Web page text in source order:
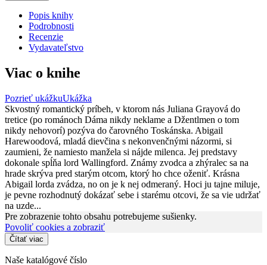
Popis knihy
Podrobnosti
Recenzie
Vydavateľstvo
Viac o knihe
Pozrieť ukážkuUkážka
Skvostný romantický príbeh, v ktorom nás Juliana Grayová do
tretice (po románoch Dáma nikdy neklame a Džentlmen o tom
nikdy nehovorí) pozýva do čarovného Toskánska. Abigail
Harewoodová, mladá dievčina s nekonvenčnými názormi, si
zaumieni, že namiesto manžela si nájde milenca. Jej predstavy
dokonale spĺňa lord Wallingford. Známy zvodca a zhýralec sa na
hrade skrýva pred starým otcom, ktorý ho chce oženiť. Krásna
Abigail lorda zvádza, no on je k nej odmeraný. Hoci ju tajne miluje,
je pevne rozhodnutý dokázať sebe i starému otcovi, že sa vie udržať
na uzde...
Pre zobrazenie tohto obsahu potrebujeme sušienky.
Povoliť cookies a zobraziť
Čítať viac
Naše katalógové číslo